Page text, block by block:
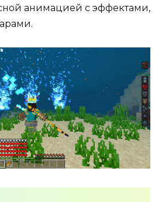
анимацией с эффектами,